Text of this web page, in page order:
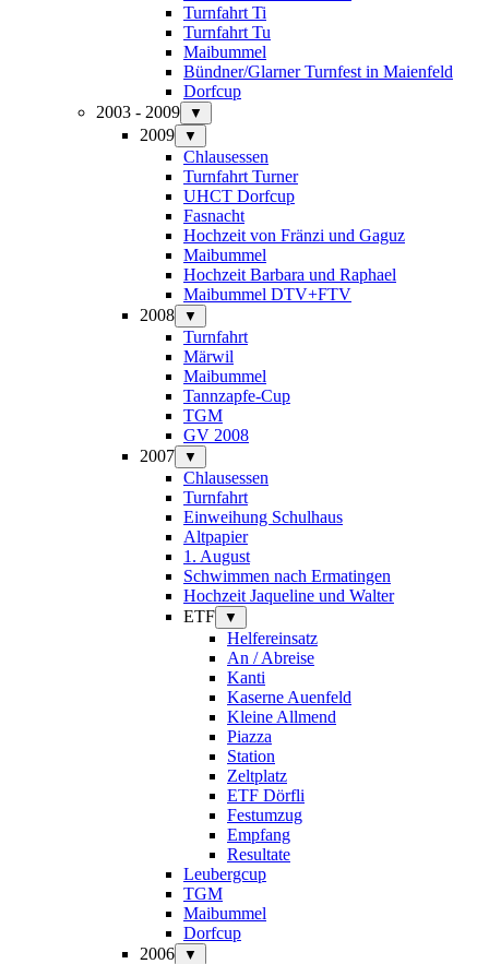
Turnfahrt Ti
Turnfahrt Tu
Maibummel
Bündner/Glarner Turnfest in Maienfeld
Dorfcup
2003 - 2009
▼
2009 ▼
Chlausessen
Turnfahrt Turner
UHCT Dorfcup
Fasnacht
Hochzeit von Fränzi und Gaguz
Maibummel
Hochzeit Barbara und Raphael
Maibummel DTV+FTV
2008
▼
Turnfahrt
Märwil
Maibummel
Tannzapfe-Cup
TGM
GV 2008
2007
▼
Chlausessen
Turnfahrt
Einweihung Schulhaus
Altpapier
1. August
Schwimmen nach Ermatingen
Hochzeit Jaqueline und Walter
ETF
▼
Helfereinsatz
An / Abreise
Kanti
Kaserne Auenfeld
Kleine Allmend
Piazza
Station
Zeltplatz
ETF Dörfli
Festumzug
Empfang
Resultate
Leubergcup
TGM
Maibummel
Dorfcup
2006
▼